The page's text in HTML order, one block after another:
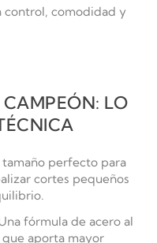
control, comodidad y
LO
tamaño perfecto para
cortes pequeños
fórmula de acero al
aporta mayor